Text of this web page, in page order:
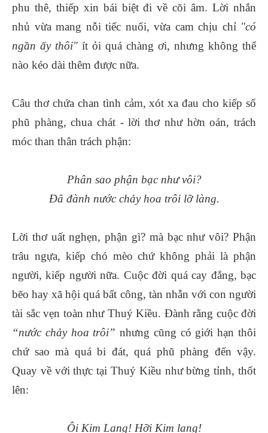
phu thê, thiếp xin bái biệt đi về cõi âm. Lời nhắn
nhủ vừa mang nỗi tiếc nuối, vừa cam chịu chỉ "có
ngần ấy thôi" ít ỏi quá chàng ơi, nhưng không thể
nào kéo dài thêm được nữa.
Câu thơ chứa chan tình cảm, xót xa đau cho kiếp số
phũ phàng, chua chát - lời thơ như hờn oán, trách
móc than thân trách phận:
Phân sao phận bạc như vôi?
Đã đành nước chảy hoa trôi lỡ làng.
Lời thơ uất nghẹn, phận gì? mà bạc như vôi? Phận
trâu ngựa, kiếp chó mèo chứ không phải là phận
người, kiếp người nữa. Cuộc đời quá cay đắng, bạc
bẽo hay xã hội quá bất công, tàn nhẫn với con người
tài sắc vẹn toàn như Thuý Kiều. Đành rằng cuộc đời
“nước chảy hoa trôi” nhưng cũng có giới hạn thôi
chứ sao mà quá bi đát, quá phũ phàng đến vậy.
Quay về với thực tại Thuý Kiều như bừng tỉnh, thốt
lên:
Ôi Kim Lang! Hỡi Kim lang!